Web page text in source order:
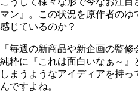
マン』。この状況を原作者のゆ
感じているのか？
「毎週の新商品や新企画の監
純粋に『これは面白いなぁ～』
しまうようなアイディアを持
んですよね。